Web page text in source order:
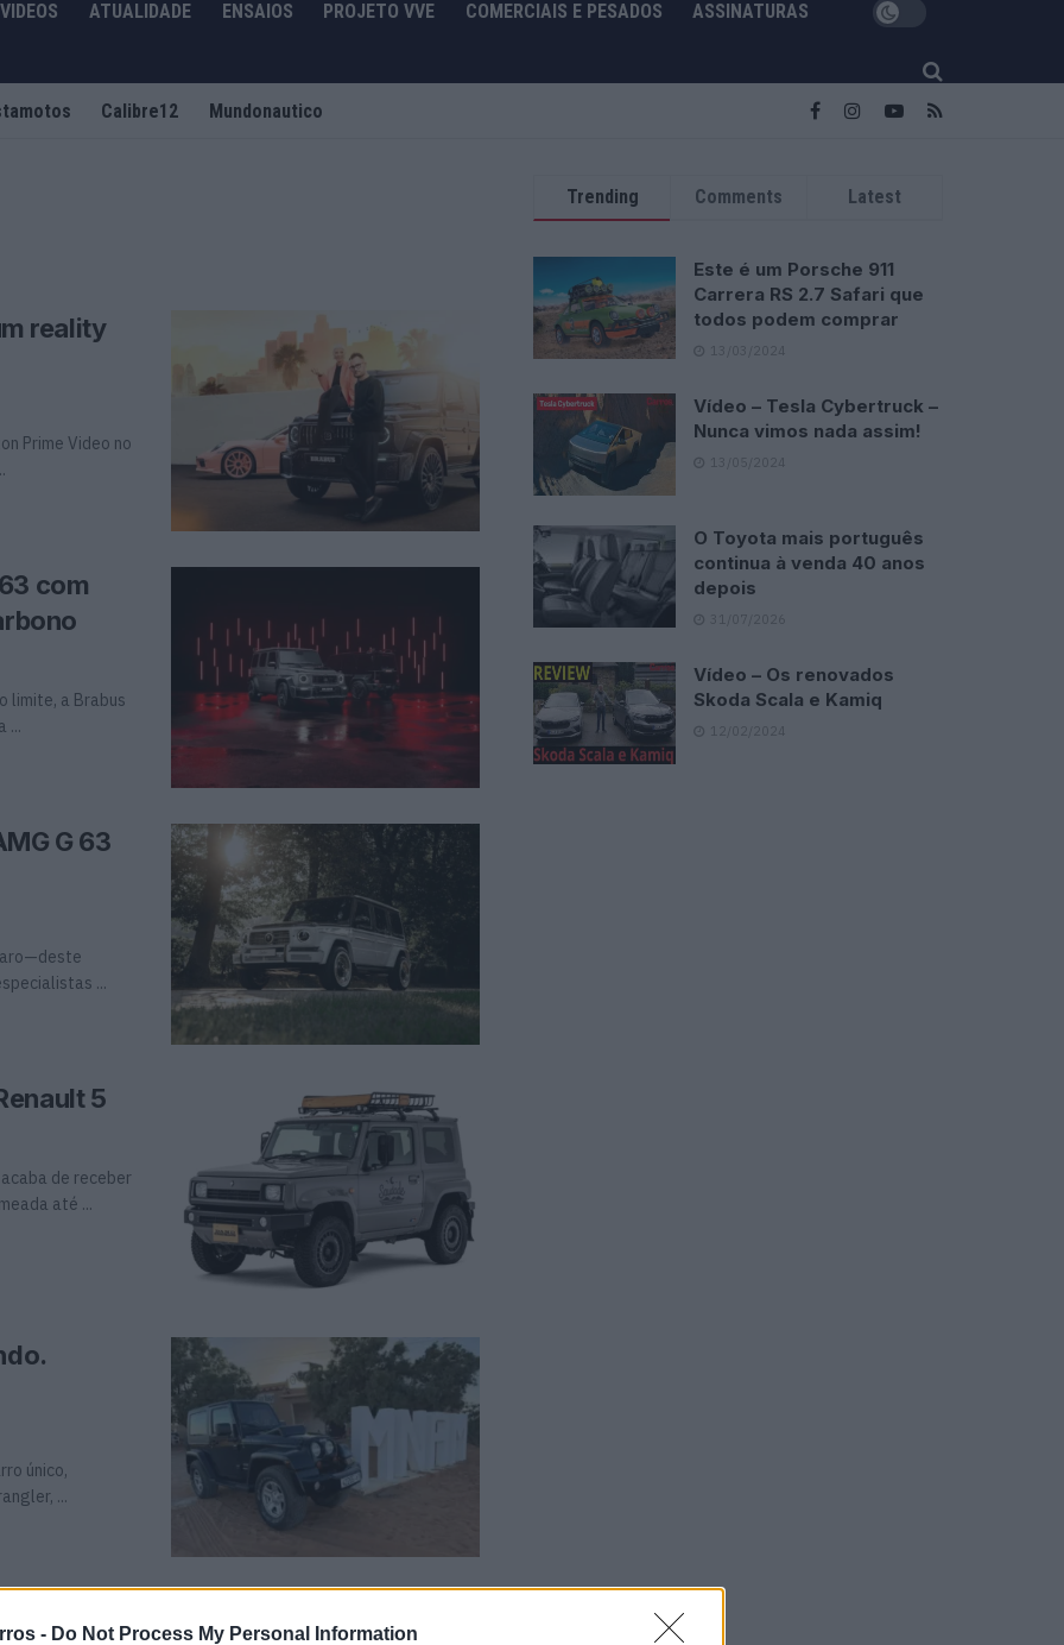
- Do Not Process My Personal Information
VIDEOS ATUALIDADE ENSAIOS PROJETO VVE COMERCIAIS E PESADOS ASSINATURAS
Calibre12 Mundonautico
reality
Prime Video no
com
limite, a Brabus
...
G 63
...
5
de receber
até ...
único,
...
no
Trending Comments Latest
Este é um Porsche 911
Carrera RS 2.7 Safari que
todos podem comprar
13/03/2024
Vídeo – Tesla Cybertruck –
Nunca vimos nada assim!
13/05/2024
O Toyota mais português
continua à venda 40 anos
depois
31/07/2026
Vídeo – Os renovados
Skoda Scala e Kamiq
12/02/2024